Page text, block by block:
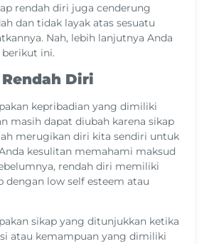
rendah diri juga cenderung
dan tidak layak atas sesuatu
Nah, lebih lanjutnya Anda
berikut ini.
Diri
kepribadian yang dimiliki
masih dapat diubah karena sikap
merugikan diri kita sendiri untuk
kesulitan memahami maksud
rendah diri memiliki
dengan low self esteem atau
sikap yang ditunjukkan ketika
atau kemampuan yang dimiliki